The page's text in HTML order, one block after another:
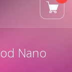
Nano